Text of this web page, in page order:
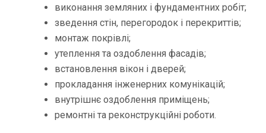
виконання земляних і фундаментних робіт;
зведення стін, перегородок і перекриттів;
монтаж покрівлі;
утеплення та оздоблення фасадів;
встановлення вікон і дверей;
прокладання інженерних комунікацій;
внутрішнє оздоблення приміщень;
ремонтні та реконструкційні роботи.